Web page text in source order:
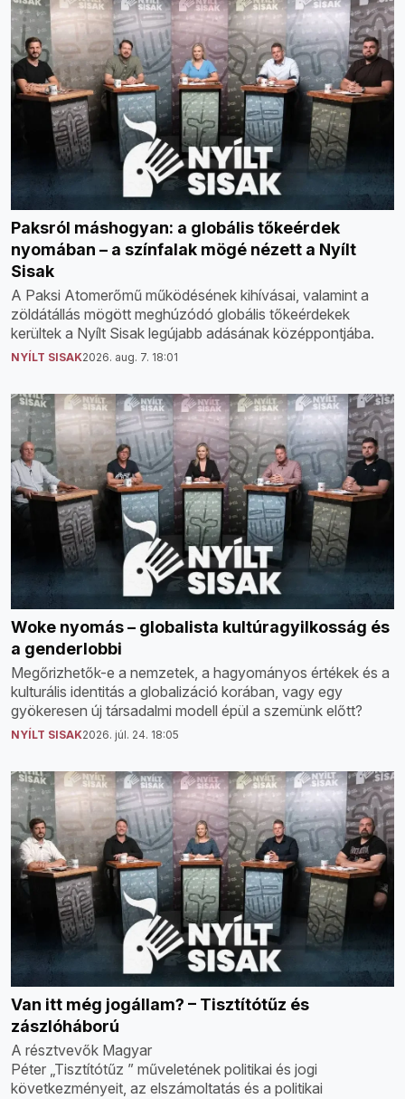
Paksról máshogyan: a globális tőkeérdek
nyomában – a színfalak mögé nézett a Nyílt
Sisak
A Paksi Atomerőmű működésének kihívásai, valamint a
zöldátállás mögött meghúzódó globális tőkeérdekek
kerültek a Nyílt Sisak legújabb adásának középpontjába.
NYÍLT SISAK2026. aug. 7. 18:01
Woke nyomás – globalista kultúragyilkosság és
a genderlobbi
Megőrizhetők-e a nemzetek, a hagyományos értékek és a
kulturális identitás a globalizáció korában, vagy egy
gyökeresen új társadalmi modell épül a szemünk előtt?
NYÍLT SISAK2026. júl. 24. 18:05
Van itt még jogállam? – Tisztítótűz és
zászlóháború
A résztvevők Magyar
Péter „Tisztítótűz ” műveletének politikai és jogi
következményeit, az elszámoltatás és a politikai